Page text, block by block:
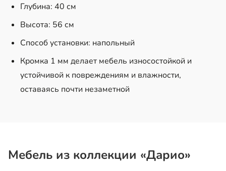
Глубина: 40 см
Высота: 56 см
Способ установки: напольный
Кромка 1 мм делает мебель износостойкой и
устойчивой к повреждениям и влажности,
оставаясь почти незаметной
Мебель из коллекции «Дарио»